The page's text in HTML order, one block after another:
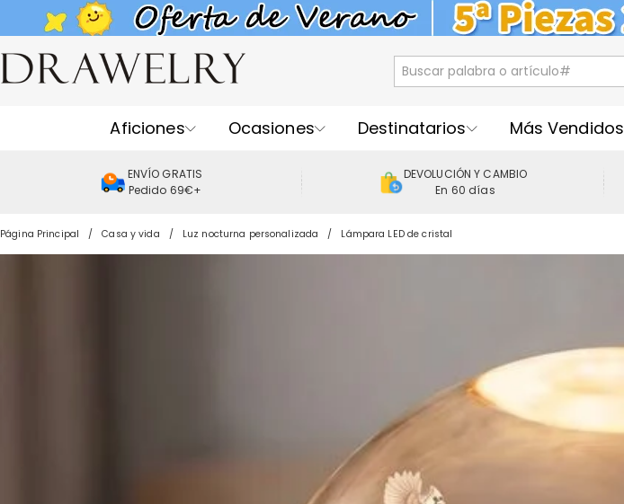
Aficiones Ocasiones Destinatarios Más Vendidos
ENVÍO GRATIS
Pedido 69€+
DEVOLUCIÓN Y CAMBIO
En 60 días
Página Principal Casa y vida Luz nocturna personalizada Lámpara LED de cristal